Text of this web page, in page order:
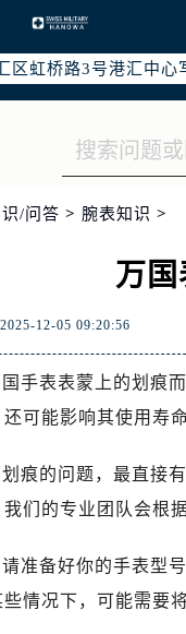
区建国门外大街甲6
区赤峰道136号天津
区虹桥路3号港汇中
区南京东路299号宏
区龙锦路1590号现代
区国展路29号星耀天
区永定东路399号置
区大闸南路500号来
区东市南街777号金
区胜利东路379号世
滩新区红谷中大道
区经十路11111号华
区环市东路371-375
区深南东路5001号华
/问答 > 腕表知识 >
万
12-05 09:20:56
手表表蒙上的划痕
可能影响其使用寿
痕的问题，最直接
们的专业团队会根
准备好你的手表型
情况下，可能需要